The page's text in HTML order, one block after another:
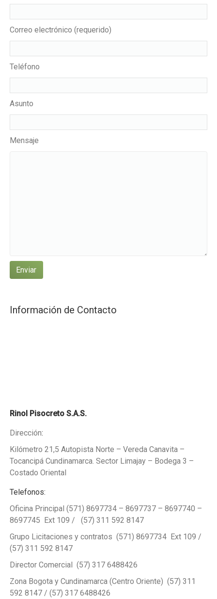
Correo electrónico (requerido)
Teléfono
Asunto
Mensaje
Información de Contacto
Rinol Pisocreto S.A.S.
Dirección:
Kilómetro 21,5 Autopista Norte – Vereda Canavita –
Tocancipá Cundinamarca. Sector Limajay – Bodega 3 –
Costado Oriental
Telefonos:
Oficina Principal (571) 8697734 – 8697737 – 8697740 –
8697745 Ext 109 / (57) 311 592 8147
Grupo Licitaciones y contratos (571) 8697734 Ext 109 /
(57) 311 592 8147
Director Comercial (57) 317 6488426
Zona Bogota y Cundinamarca (Centro Oriente) (57) 311
592 8147 / (57) 317 6488426